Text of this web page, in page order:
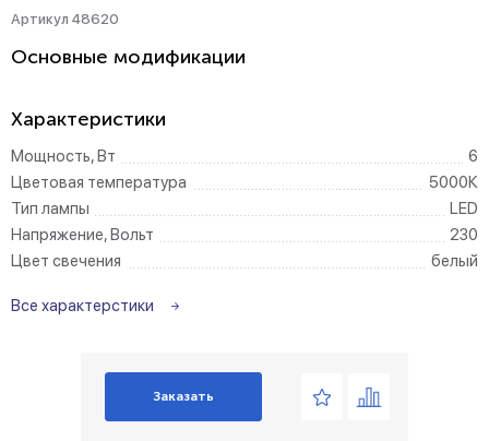
Артикул 48620
Основные модификации
Характеристики
Мощность, Вт
6
Цветовая температура
5000К
Тип лампы
LED
Напряжение, Вольт
230
Цвет свечения
белый
Все характерстики
Заказать